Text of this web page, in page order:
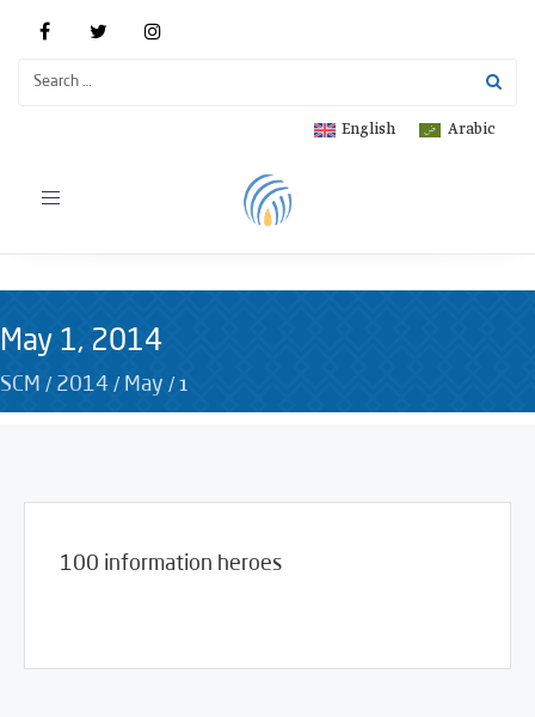
Arabic
English
Toggle
May 1, 2014
SCM / 2014 / May /1
100 information heroes